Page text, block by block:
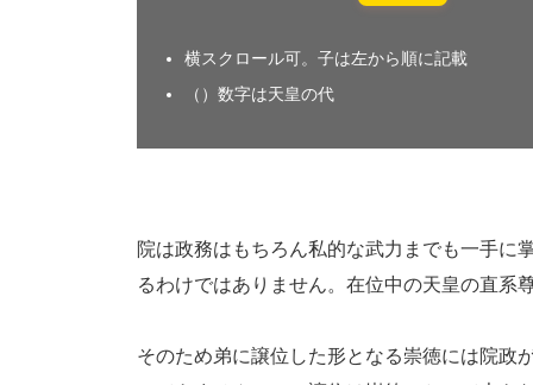
横スクロール可。子は左から順に記載
（）数字は天皇の代
院は政務はもちろん私的な武力までも一手に
るわけではありません。在位中の天皇の直系
そのため弟に譲位した形となる崇徳には院政